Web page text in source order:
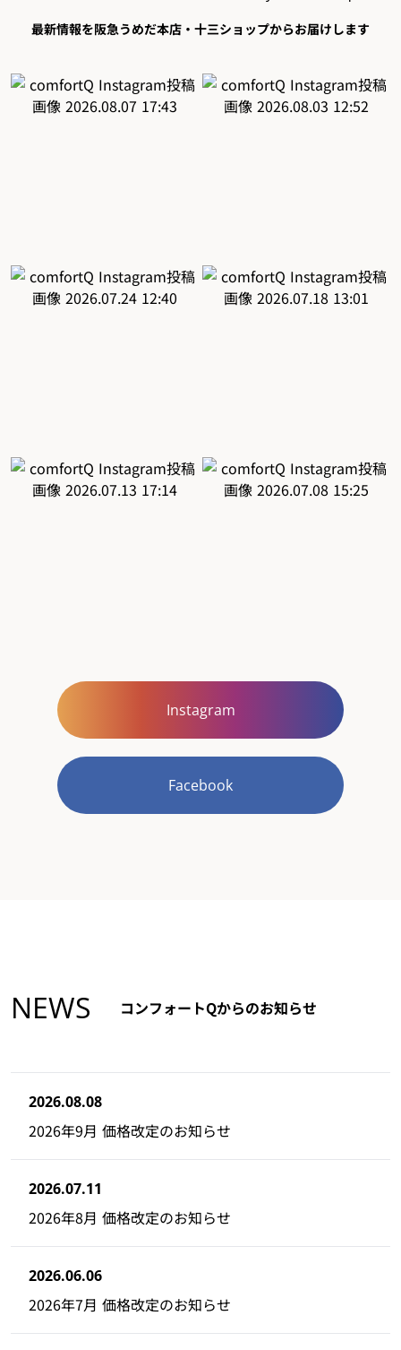
最新情報を阪急うめだ本店・十三ショップからお届けします
Instagram
Facebook
NEWS コンフォートQからのお知らせ
2026.08.08
2026年9月 価格改定のお知らせ
2026.07.11
2026年8月 価格改定のお知らせ
2026.06.06
2026年7月 価格改定のお知らせ